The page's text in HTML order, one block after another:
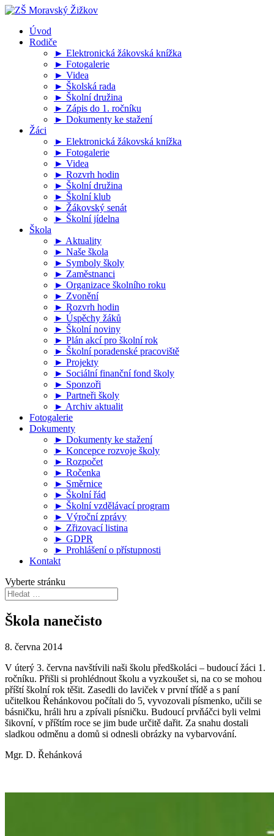
Úvod
Rodiče
► Elektronická žákovská knížka
► Fotogalerie
► Videa
► Školská rada
► Školní družina
► Zápis do 1. ročníku
► Dokumenty ke stažení
Žáci
► Elektronická žákovská knížka
► Fotogalerie
► Videa
► Rozvrh hodin
► Školní družina
► Školní klub
► Žákovský senát
► Školní jídelna
Škola
► Aktuality
► Naše škola
► Symboly školy
► Zaměstnanci
► Organizace školního roku
► Zvonění
► Rozvrh hodin
► Úspěchy žáků
► Školní noviny
► Plán akcí pro školní rok
► Školní poradenské pracoviště
► Projekty
► Sociální finanční fond školy
► Sponzoři
► Partneři školy
► Archiv aktualit
Fotogalerie
Dokumenty
► Dokumenty ke stažení
► Koncepce rozvoje školy
► Rozpočet
► Ročenka
► Směrnice
► Školní řád
► Školní vzdělávací program
► Výroční zprávy
► Zřizovací listina
► GDPR
► Prohlášení o přístupnosti
Kontakt
Vyberte stránku
Škola nanečisto
8. června 2014
V úterý 3. června navštívili naši školu předškoláci – budoucí žáci 1.
ročníku. Přišli si prohlédnout školu a vyzkoušet si, na co se mohou
příští školní rok těšit. Zasedli do laviček v první třídě a s paní
učitelkou Řehánkovou počítali do 5, vyvozovali písmenko, učili se
básničku, hráli hru a zpívali písničku. Budoucí prvňáčci byli velmi
šikovní, v příštím roce se jim bude určitě dařit. Za snahu dostali
sladkou odměnu a domů si odnesli obrázky na vybarvování.
Mgr. D. Řehánková